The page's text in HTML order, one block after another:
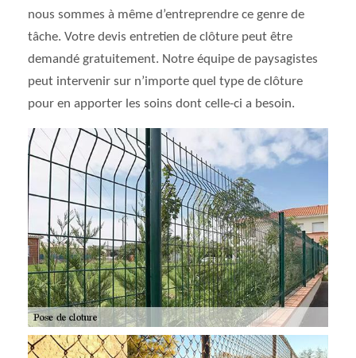
nous sommes à même d’entreprendre ce genre de
tâche. Votre devis entretien de clôture peut être
demandé gratuitement. Notre équipe de paysagistes
peut intervenir sur n’importe quel type de clôture
pour en apporter les soins dont celle-ci a besoin.